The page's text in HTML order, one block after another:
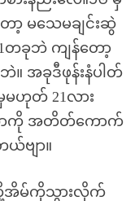
မသေမချင်းဆွဲ
တခုဘဲ ကျန်တော့
အခုဒီဖုန်းနံပါတ်
မဟုတ် 21လား
ာကို အတိတ်ကောက်
ဗျာ။
အိမ်ကိုသွားလိုက်